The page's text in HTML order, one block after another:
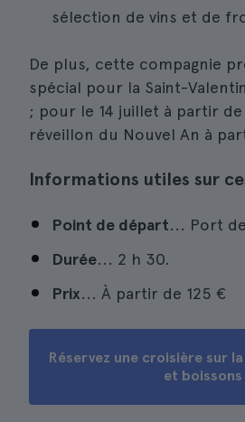
sélection de vins et de
De plus, cette compagnie
spécial pour la Saint-
; pour le 14 juillet à partir
réveillon du Nouvel An à
Informations utiles sur
Point de départ... Port
Durée... 2 h 30.
Prix... À partir de 125 €
Réservez une croisière sur
et boissons